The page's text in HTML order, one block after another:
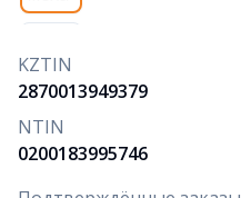
KZTIN
2870013949379
NTIN
0200183995746